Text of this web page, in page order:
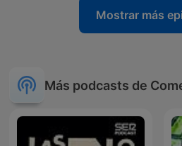
Mostrar más
Más podcasts de